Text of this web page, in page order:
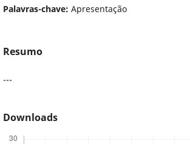
Palavras-chave: Apresentação
Resumo
---
Downloads